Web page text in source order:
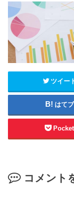
ツイー
はてブ
Pocket
コメント